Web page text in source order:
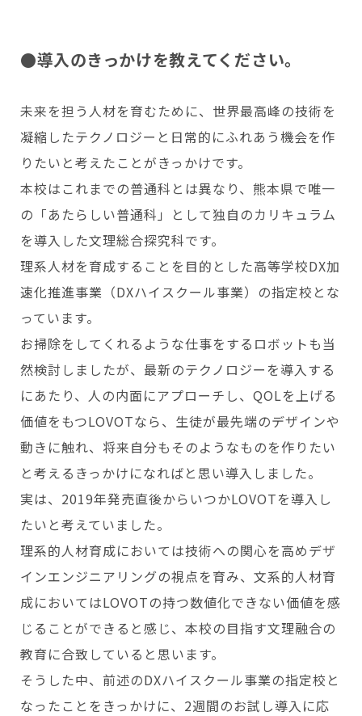
●導入のきっかけを教えてください。
未来を担う人材を育むために、世界最高峰の技術を
凝縮したテクノロジーと日常的にふれあう機会を作
りたいと考えたことがきっかけです。
本校はこれまでの普通科とは異なり、熊本県で唯一
の「あたらしい普通科」として独自のカリキュラム
を導入した文理総合探究科です。
理系人材を育成することを目的とした高等学校DX加
速化推進事業（DXハイスクール事業）の指定校とな
っています。
お掃除をしてくれるような仕事をするロボットも当
然検討しましたが、最新のテクノロジーを導入する
にあたり、人の内面にアプローチし、QOLを上げる
価値をもつLOVOTなら、生徒が最先端のデザインや
動きに触れ、将来自分もそのようなものを作りたい
と考えるきっかけになればと思い導入しました。
実は、2019年発売直後からいつかLOVOTを導入し
たいと考えていました。
理系的人材育成においては技術への関心を高めデザ
インエンジニアリングの視点を育み、文系的人材育
成においてはLOVOTの持つ数値化できない価値を感
じることができると感じ、本校の目指す文理融合の
教育に合致していると思います。
そうした中、前述のDXハイスクール事業の指定校と
なったことをきっかけに、2週間のお試し導入に応